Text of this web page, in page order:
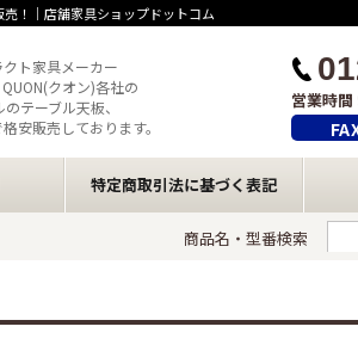
！｜店舗家具ショップドットコム
ト家具メーカー
クオン)各社の
テーブル天板、
安販売しております。
営業時
特定商取引法に基づく表記
商品名・型番検索